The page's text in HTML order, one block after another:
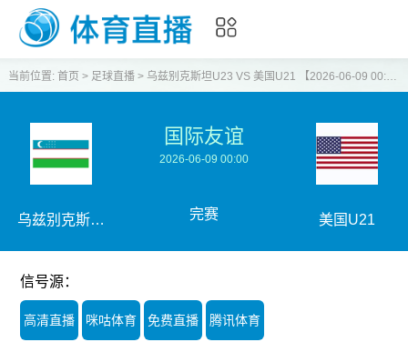
当前位置: 首页 > 足球直播> 乌兹别克斯坦U23 VS 美国U21 【2026-06-09 00:00:00】
乌兹别克斯坦
国际友谊
2026-06-09 00:00
完赛 美国U21
信号源：
高清直播 咪咕体育 免费直播 腾讯体育